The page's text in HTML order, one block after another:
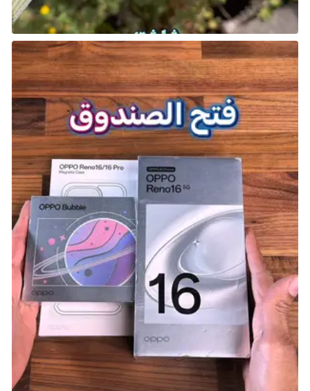
مما يضيف عنصر التشويق في كل مرة تعيد فيها المحاولة.
Among Us
لعبةAmong Usالمجانية توفر تجربة جماعية عبر الإنترنت
بنكهة حديثة وعصرية للغاية، وتطلب من اللاعبين تواصلًا
دقيقًا والكثير من المكر والدهاء. يمكن بسهولة فهم سبب
انتشار اللعبة بسرعة وازدياد شعبيتها الكبيرة في الفترة
الأخيرة.
تنضم إلى زملائك اللاعبين في إعداد سفينة الفضاء الخاصة
بك للانطلاق، ولكن يجب أن تكون حذرًا من المتسلل. إلا إذا
كنت أنت المتسلل، ففي هذه الحالة، عليك أن تقوم بمهمة
القضاء على طاقمك بدون أن يتم اكتشافك.